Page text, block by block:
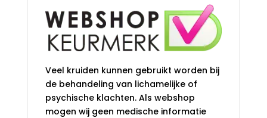
Veel kruiden kunnen gebruikt worden bij
de behandeling van lichamelijke of
psychische klachten. Als webshop
mogen wij geen medische informatie